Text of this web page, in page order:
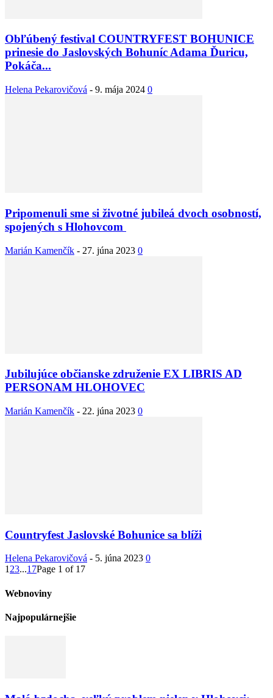
Obľúbený festival COUNTRYFEST BOHUNICE
prinesie do Jaslovských Bohuníc Adama Ďuricu,
Pokáča...
Helena Pekarovičová - 9. mája 2024 0
Pripomenuli sme si životné jubileá dvoch osobností,
spojených s Hlohovcom
Marián Kamenčík - 27. júna 2023 0
Jubilujúce občianske združenie EX LIBRIS AD
PERSONAM HLOHOVEC
Marián Kamenčík - 22. júna 2023 0
Countryfest Jaslovské Bohunice sa blíži
Helena Pekarovičová - 5. júna 2023 0
123...17Page 1 of 17
Webnoviny
Najpopulárnejšie